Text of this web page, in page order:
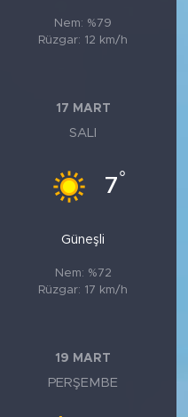
Nem: %79
Rüzgar: 12 km/h
17 MART
SALI
7°
Güneşli
Nem: %72
Rüzgar: 17 km/h
19 MART
PERŞEMBE